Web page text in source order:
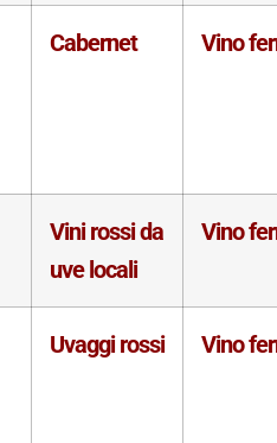
Cabernet Vino
Vini rossi da
uve locali
Vino
Uvaggi rossi Vino